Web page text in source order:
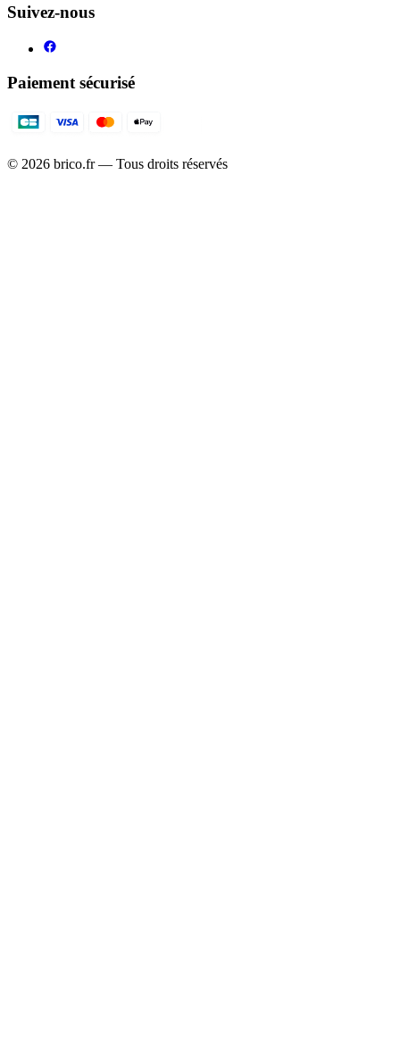
Suivez-nous
Paiement sécurisé
© 2026 brico.fr — Tous droits réservés